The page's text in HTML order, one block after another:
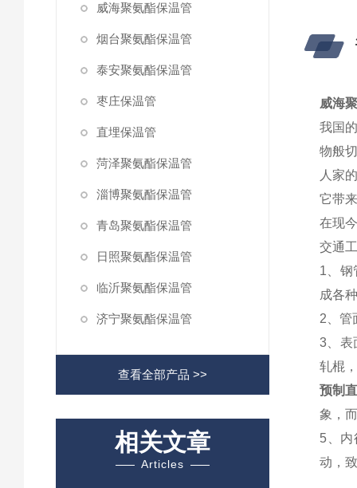
威海聚氨酯保温管
烟台聚氨酯保温管
泰安聚氨酯保温管
枣庄保温管
直埋保温管
菏泽聚氨酯保温管
淄博聚氨酯保温管
青岛聚氨酯保温管
日照聚氨酯保温管
临沂聚氨酯保温管
济宁聚氨酯保温管
查看全部产品 >>
相关文章
Articles
威海
我国
物般
人家
它带
在现
交通
1、钢
成各
2、管
3、表
轧棍
预制
象，
5、内
动，